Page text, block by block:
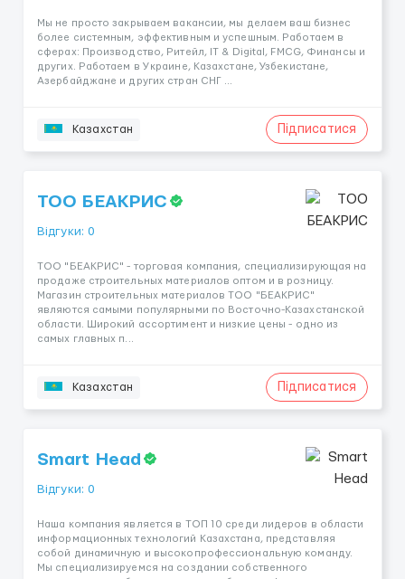
Мы не просто закрываем вакансии, мы делаем ваш бизнес
более системным, эффективным и успешным. Работаем в
сферах: Производство, Ритейл, IT & Digital, FMCG, Финансы и
других. Работаем в Украине, Казахстане, Узбекистане,
Азербайджане и других стран СНГ ...
Казахстан Підписатися
ТОО БЕАКРИС
Відгуки: 0
ТОО "БЕАКРИС" - торговая компания, специализирующая на
продаже строительных материалов оптом и в розницу.
Магазин строительных материалов ТОО "БЕАКРИС"
являются самыми популярными по Восточно-Казахстанской
области. Широкий ассортимент и низкие цены - одно из
самых главных п...
Казахстан Підписатися
Smart Head
Відгуки: 0
Наша компания является в ТОП 10 среди лидеров в области
информационных технологий Казахстана, представляя
собой динамичную и высокопрофессиональную команду.
Мы специализируемся на создании собственного